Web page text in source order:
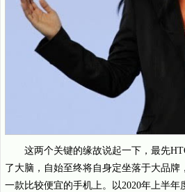
这两个关键的缘故说起一下，最先
了大脑，自始至终将自身定坐落于大品牌
一款比较便宜的手机上。以2020年上半年